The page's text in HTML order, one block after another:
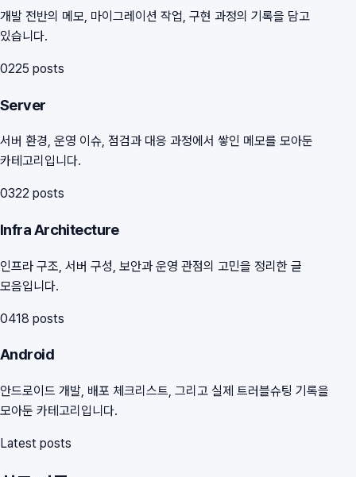
개발 전반의 메모, 마이그레이션 작업, 구현 과정의 기록을 담고
있습니다.
0225 posts
Server
서버 환경, 운영 이슈, 점검과 대응 과정에서 쌓인 메모를 모아둔
카테고리입니다.
0322 posts
Infra Architecture
인프라 구조, 서버 구성, 보안과 운영 관점의 고민을 정리한 글
모음입니다.
0418 posts
Android
안드로이드 개발, 배포 체크리스트, 그리고 실제 트러블슈팅 기록을
모아둔 카테고리입니다.
Latest posts